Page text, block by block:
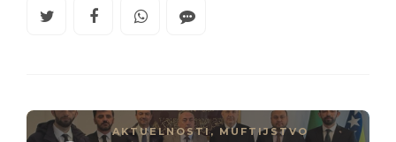
AKTUELNOSTI, MUFTIJSTVO